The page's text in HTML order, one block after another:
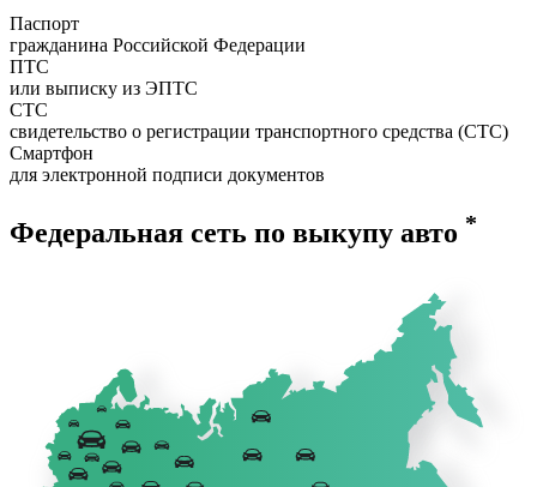
Паспорт
гражданина Российской Федерации
ПТС
или выписку из ЭПТС
СТС
свидетельство о регистрации транспортного средства (СТС)
Смартфон
для электронной подписи документов
Федеральная сеть по выкупу авто *